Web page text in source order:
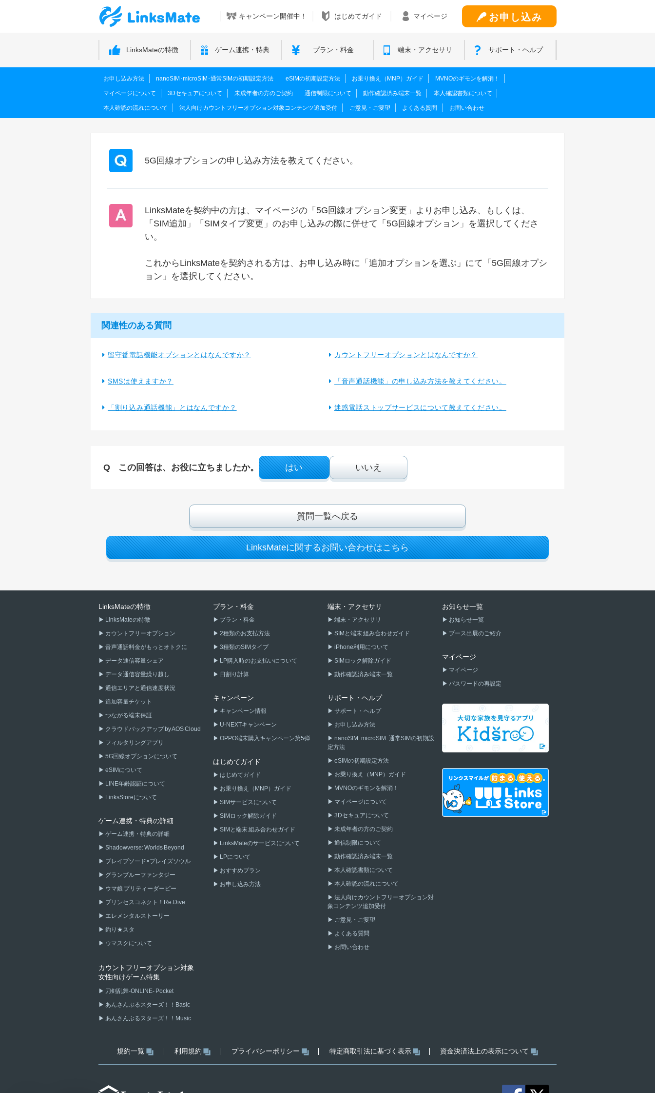
キャンペーン開催中！ はじめてガイド マイページ お申し込み
LinksMateの特徴 ゲーム連携・特典 プラン・料金 端末・アクセサリ サポート・ヘルプ
お申し込み方法 nanoSIM･microSIM･通常SIMの初期設定方法 eSIMの初期設定方法 お乗り換え（MNP）ガイド MVNOのギモンを解消！
マイページについて 3Dセキュアについて 未成年者の方のご契約 通信制限について 動作確認済み端末一覧 本人確認書類について
本人確認の流れについて 法人向けカウントフリーオプション対象コンテンツ追加受付 ご意見・ご要望 よくある質問 お問い合わせ
5G回線オプションの申し込み方法を教えてください。
LinksMateを契約中の方は、マイページの「5G回線オプション変更」よりお申し込み、もしくは、
「SIM追加」「SIMタイプ変更」のお申し込みの際に併せて「5G回線オプション」を選択してくださ
い。
これからLinksMateを契約される方は、お申し込み時に「追加オプションを選ぶ」にて「5G回線オプシ
ョン」を選択してください。
関連性のある質問
留守番電話機能オプションとはなんですか？
SMSは使えますか？
「割り込み通話機能」とはなんですか？
カウントフリーオプションとはなんですか？
「音声通話機能」の申し込み方法を教えてください。
迷惑電話ストップサービスについて教えてください。
この回答は、お役に立ちましたか。 はい いいえ
質問一覧へ戻る
LinksMateに関するお問い合わせはこちら
LinksMateの特徴
LinksMateの特徴
カウントフリーオプション
音声通話料金がもっとオトクに
データ通信容量シェア
データ通信容量繰り越し
通信エリアと通信速度状況
追加容量チケット
つながる端末保証
クラウドバックアップ by AOS Cloud
フィルタリングアプリ
5G回線オプションについて
eSIMについて
LINE年齢認証について
LinksStoreについて
ゲーム連携・特典の詳細
ゲーム連携・特典の詳細
Shadowverse: Worlds Beyond
ブレイブソード×ブレイズソウル
グランブルーファンタジー
ウマ娘 プリティーダービー
プリンセスコネクト！Re:Dive
エレメンタルストーリー
釣り★スタ
ウマスクについて
カウントフリーオプション対象
女性向けゲーム特集
刀剣乱舞-ONLINE- Pocket
あんさんぶるスターズ！！Basic
あんさんぶるスターズ！！Music
プラン・料金
プラン・料金
2種類のお支払方法
3種類のSIMタイプ
LP購入時のお支払いについて
日割り計算
キャンペーン
キャンペーン情報
U-NEXTキャンペーン
OPPO端末購入キャンペーン第5弾
はじめてガイド
はじめてガイド
お乗り換え（MNP）ガイド
SIMサービスについて
SIMロック解除ガイド
SIMと端末 組み合わせガイド
LinksMateのサービスについて
LPについて
おすすめプラン
お申し込み方法
端末・アクセサリ
端末・アクセサリ
SIMと端末 組み合わせガイド
iPhone利用について
SIMロック解除ガイド
動作確認済み端末一覧
サポート・ヘルプ
サポート・ヘルプ
お申し込み方法
nanoSIM･microSIM･通常SIMの初期設
定方法
eSIMの初期設定方法
お乗り換え（MNP）ガイド
MVNOのギモンを解消！
マイページについて
3Dセキュアについて
未成年者の方のご契約
通信制限について
動作確認済み端末一覧
本人確認書類について
本人確認の流れについて
法人向けカウントフリーオプション対
象コンテンツ追加受付
ご意見・ご要望
よくある質問
お問い合わせ
お知らせ一覧
お知らせ一覧
ブース出展のご紹介
マイページ
マイページ
パスワードの再設定
規約一覧 利用規約 プライバシーポリシー 特定商取引法に基づく表示 資金決済法上の表示について